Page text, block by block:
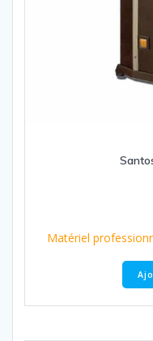
Matériel